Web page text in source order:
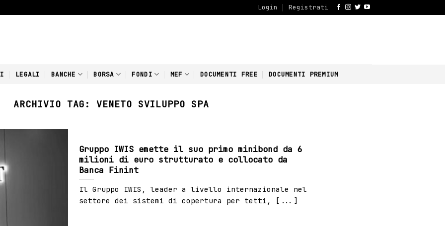
Login Registrati
LEGALI BANCHE BORSA FONDI MEF DOCUMENTI FREE DOCUMENTI PREMIUM
ARCHIVIO TAG: VENETO SVILUPPO SPA
Gruppo IWIS emette il suo primo minibond da 6
milioni di euro strutturato e collocato da
Banca Finint
Il Gruppo IWIS, leader a livello internazionale nel
settore dei sistemi di copertura per tetti, [...]